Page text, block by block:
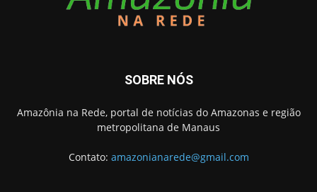
SOBRE NÓS
Amazônia na Rede, portal de notícias do Amazonas e região
metropolitana de Manaus
Contato: amazonianarede@gmail.com